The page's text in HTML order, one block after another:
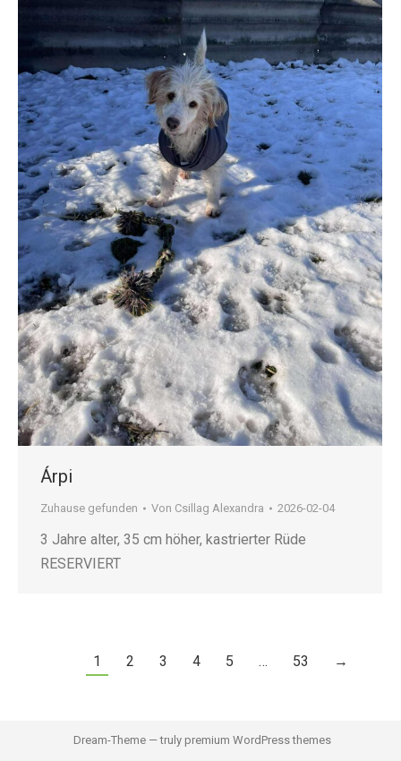
Árpi
Zuhause gefunden Von Csillag Alexandra 2026-02-04
3 Jahre alter, 35 cm höher, kastrierter Rüde
RESERVIERT
1 2 3 4 5 … 53 →
Dream-Theme — truly premium WordPress themes